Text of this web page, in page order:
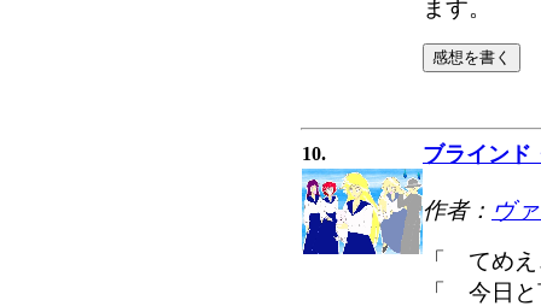
ます。
10. ブラインド
作者： ヴ
「 てめ
「 今日